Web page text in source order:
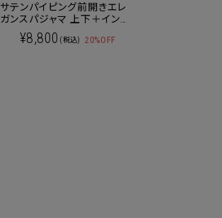
サテンパイピング前開きエレ
ガンスパジャマ 上下＋インナ
ー 3点セット マタニティ 授乳
対応 /産前産後兼用
¥8,800 (税込) 20%OFF